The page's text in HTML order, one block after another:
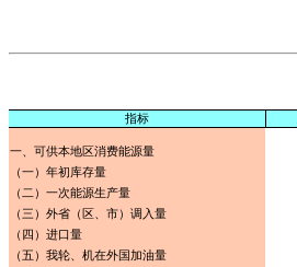
指标
一、可供本地区消费能源量
（一）年初库存量
（二）一次能源生产量
（三）外省（区、市）调入量
（四）进口量
（五）我轮、机在外国加油量